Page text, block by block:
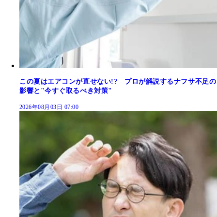
この夏はエアコンが直せない!? プロが解説するナフサ不足の
影響と"今すぐ取るべき対策"
2026年08月03日 07:00